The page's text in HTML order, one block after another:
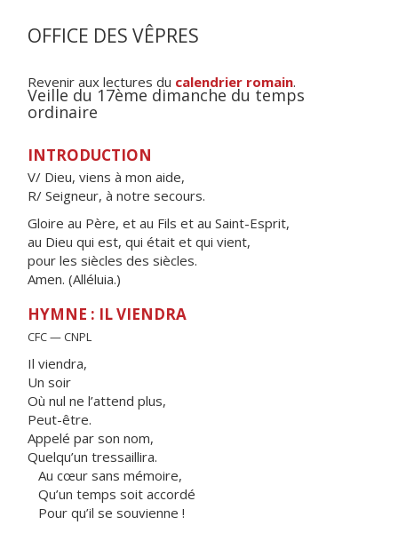
OFFICE DES VÊPRES
Revenir aux lectures du calendrier romain.
Veille du 17ème dimanche du temps
ordinaire
INTRODUCTION
V/ Dieu, viens à mon aide,
R/ Seigneur, à notre secours.
Gloire au Père, et au Fils et au Saint-Esprit,
au Dieu qui est, qui était et qui vient,
pour les siècles des siècles.
Amen. (Alléluia.)
HYMNE : IL VIENDRA
CFC — CNPL
Il viendra,
Un soir
Où nul ne l’attend plus,
Peut-être.
Appelé par son nom,
Quelqu’un tressaillira.
Au cœur sans mémoire,
Qu’un temps soit accordé
Pour qu’il se souvienne !